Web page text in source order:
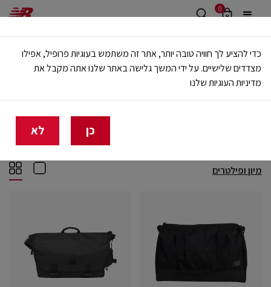
0
משלוח חינם מעל 499 ש"ח
🔥 20% הנחה על כל הביגוד באתר ובחנויות - לזמן מוגבל
בית נשים אביזרים
מיון ופילטרים
כדי להציע לך חוויה טובה יותר, אתר זה משתמש בעוגיות פרופיל, אפילו
מצדדים שלישיים. על ידי המשך גלישה באתר שלנו אתה מקבל את
מדיניות העוגיות שלנו
כן לא